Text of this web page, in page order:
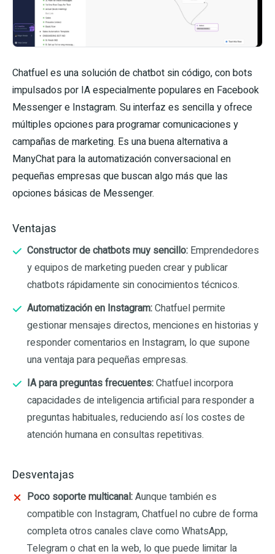
Chatfuel es una solución de chatbot sin código, con bots
impulsados por IA especialmente populares en Facebook
Messenger e Instagram. Su interfaz es sencilla y ofrece
múltiples opciones para programar comunicaciones y
campañas de marketing. Es una buena alternativa a
ManyChat para la automatización conversacional en
pequeñas empresas que buscan algo más que las
opciones básicas de Messenger.
Ventajas
Constructor de chatbots muy sencillo: Emprendedores
y equipos de marketing pueden crear y publicar
chatbots rápidamente sin conocimientos técnicos.
Automatización en Instagram:Chatfuel permite
gestionar mensajes directos, menciones en historias y
responder comentarios en Instagram, lo que supone
una ventaja para pequeñas empresas.
IA para preguntas frecuentes:Chatfuel incorpora
capacidades de inteligencia artificial para responder a
preguntas habituales, reduciendo así los costes de
atención humana en consultas repetitivas.
Desventajas
Poco soporte multicanal:Aunque también es
compatible con Instagram, Chatfuel no cubre de forma
completa otros canales clave como WhatsApp,
Telegram o chat en la web, lo que puede limitar la